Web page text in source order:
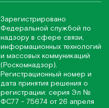
Зарегистрировано
Федеральной службой по
надзору в сфере связи,
информационных технологий
и массовых коммуникаций
(Роскомнадзор).
Регистрационный номер и
дата принятия решения о
регистрации: серия Эл №
ФС77 - 75674 от 26 апреля